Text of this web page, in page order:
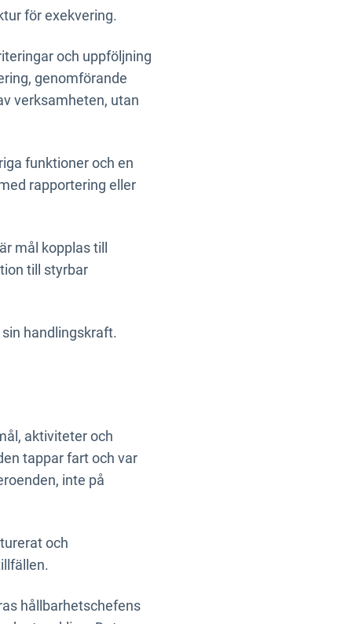
för exekvering.
och uppföljning
genomförande
verksamheten, utan
funktioner och en
rapportering eller
mål kopplas till
till styrbar
handlingskraft.
aktiviteter och
tappar fart och var
inte på
och
hållbarhetschefens